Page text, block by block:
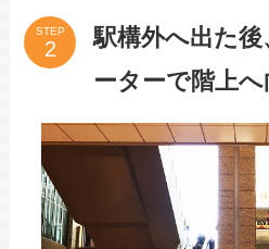
STEP
駅構外へ出た
ーターで階上へ